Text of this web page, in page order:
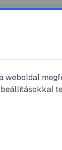
weboldal